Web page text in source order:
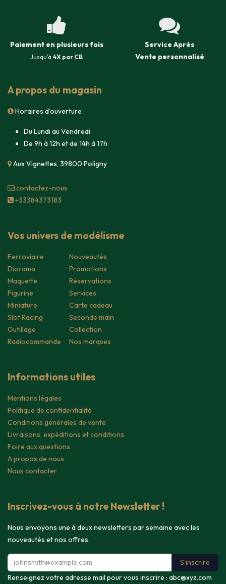
Paiement en plusieurs fois
Jusqu'à 4X par CB
Service Après
Vente personnalisé
A propos du magasin
Horaires d'ouverture :
Du Lundi au Vendredi
De 9h à 12h et de 14h à 17h
Aux Vignettes, 39800 Poligny
contacte​z-nous
+33384373183
Vos univers de modélisme
Ferroviaire
Diorama
Maquette
Figurine
Miniature
Slot Racing
Outillage
Radiocommande
Nouveautés
Promotions
Réservations
Services
Carte cadeau
Seconde main
Collection
Nos marques
Informations utiles
Mentions légales
Politique de confidentialité
Conditions générales de vente
Livraisons, expéditions et conditions
Foire aux questions
A propos de nous
Nous contacter
Inscrivez-vous à notre Newsletter !
Nous envoyons une à deux newsletters par semaine avec les
nouveautés et nos offres.
S'inscrire
Renseignez votre adresse mail pour vous inscrire : abc@xyz.com